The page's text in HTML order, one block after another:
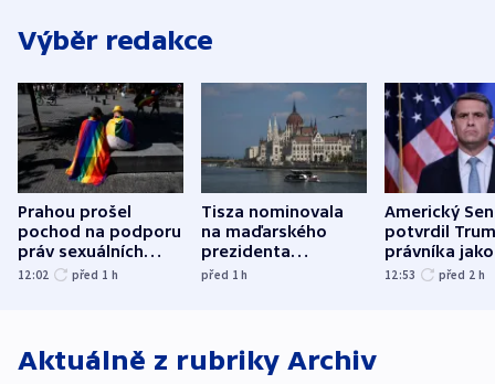
Výběr redakce
Prahou prošel
pochod na podporu
práv sexuálních
menšin
12:02 před 1 h
Tisza nominovala
na maďarského
prezidenta
bývalého šéfa
před 1h
Americký
potvrdil
právníka jako
ministra
12:53 před 2 h
Aktuálně z rubriky Archiv